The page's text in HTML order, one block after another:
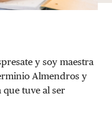
y soy maestra
Almendros y
tuve al ser